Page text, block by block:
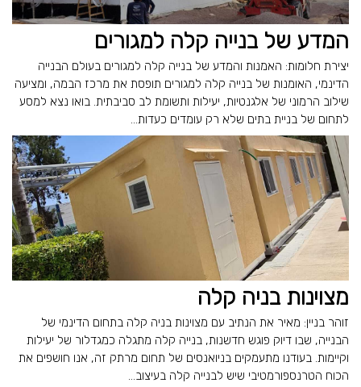
המדע של בנייה קלה למגורים
יצירת חלומות: האמנות והמדע של בנייה קלה למגורים בעולם הבנייה
הדינמי, האומנות של בנייה קלה למגורים תופסת את מרכז הבמה, ומציעה
שילוב הרמוני של אלגנטיות, יעילות ותשומת לב סביבתית. בואו נצא למסע
לתחום של בניית בתים שלא רק עומדים כעדות...
מצוינות בניה קלה
זוהר בניין: מאיר את הנתיב עם מצוינות בניה קלה בתחום הדינמי של
הבנייה, שבו דיוק פוגש חדשנות, בנייה קלה מתגלה כמגדלור של יעילות
וקיימות. בעודנו מתעמקים בניואנסים של תחום מרתק זה, אנו חושפים את
הכוח הטרנספורמטיבי שיש לבנייה קלה בעיצוב...